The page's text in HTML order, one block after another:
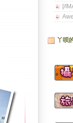
丫
[/
丫呗